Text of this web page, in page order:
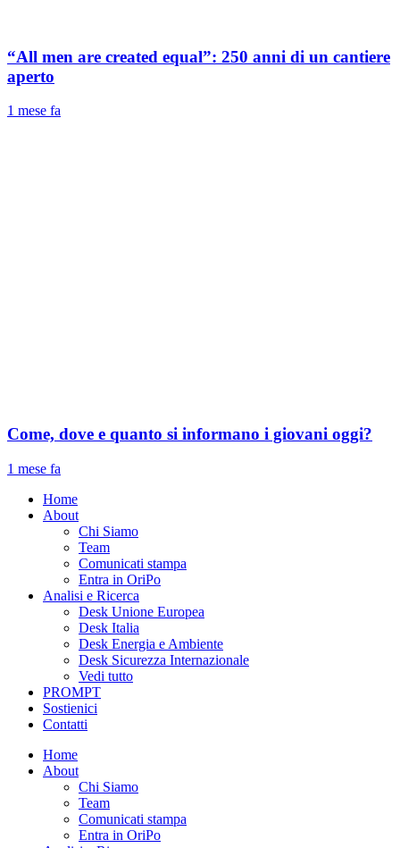
“All men are created equal”: 250 anni di un cantiere
aperto
1 mese fa
Come, dove e quanto si informano i giovani oggi?
1 mese fa
Home
About
Chi Siamo
Team
Comunicati stampa
Entra in OriPo
Analisi e Ricerca
Desk Unione Europea
Desk Italia
Desk Energia e Ambiente
Desk Sicurezza Internazionale
Vedi tutto
PROMPT
Sostienici
Contatti
Home
About
Chi Siamo
Team
Comunicati stampa
Entra in OriPo